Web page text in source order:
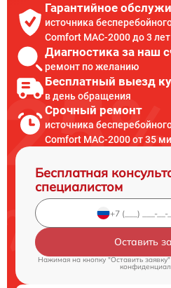
Гарантийное
источника
Comfort MAC-2000 до 3 лет
Диагностика за наш
ремонт по желанию
Бесплатный выезд
в день обращения
Срочный ремонт
источника
Comfort MAC-2000 от 35
Бесплатная
специалистом
Оставить
Нажимая на кнопку "Оставить